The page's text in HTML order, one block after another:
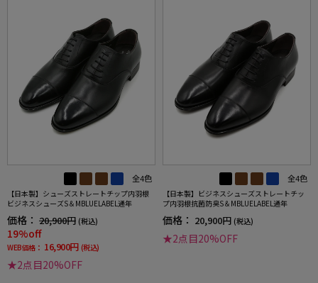
全4色
【日本製】シューズストレートチップ内羽根
ビジネスシューズS＆MBLUELABEL通年
価格： 20,900円 (税込)
19%off
WEB価格： 16,900円 (税込)
★2点目20%OFF
全4色
【日本製】ビジネスシューズストレートチッ
プ内羽根抗菌防臭S＆MBLUELABEL通年
価格： 20,900円 (税込)
★2点目20%OFF